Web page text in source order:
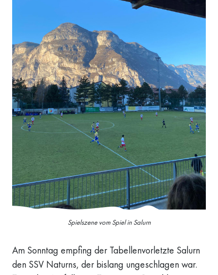
Spielszene vom Spiel in Salurn
Am Sonntag empfing der Tabellenvorletzte Salurn
den SSV Naturns, der bislang ungeschlagen war.